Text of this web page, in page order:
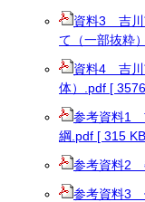
資料3 吉川
て（一部抜粋
資料4 吉川
体）.pdf [
参考資料1
綱.pdf [ 315
参考資料2
参考資料3